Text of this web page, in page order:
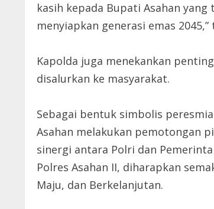
kasih kepada Bupati Asahan
menyiapkan generasi emas 2045,”
Kapolda juga menekankan
disalurkan ke masyarakat.
Sebagai bentuk simbolis
Asahan melakukan pemotongan
sinergi antara Polri dan
Polres Asahan II, diharapkan
Maju, dan Berkelanjutan.